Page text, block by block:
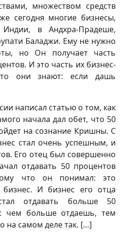
множеством средств
сегодня многие бизнесы,
в Андхра-Прадеше,
Баладжи. Ему не нужно
но Он получает часть
И это часть их бизнес-
они знают: если дашь
написал статью о том, как
начала дал обет, что 50
на сознание Кришны. С
стал очень успешным, и
Его отец был совершенно
отдавать 50 процентов
что он понимал: это
И бизнес его отца
отдавать больше 50
чем больше отдаешь, тем
на самом деле так. […]